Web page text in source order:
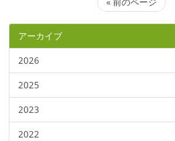
アーカイブ
2026
2025
2023
2022